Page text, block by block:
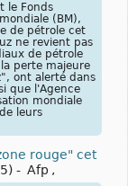
le Fonds
(BM),
de pétrole cet
ne revient pas
de pétrole
perte majeure
ont alerté dans
que l'Agence
mondiale
leurs
rouge" cet
- Afp ,